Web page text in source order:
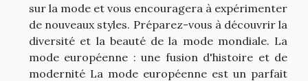
sur la mode et vous encouragera à expérimenter
de nouveaux styles. Préparez-vous à découvrir la
diversité et la beauté de la mode mondiale. La
mode européenne : une fusion d'histoire et de
modernité La mode européenne est un parfait